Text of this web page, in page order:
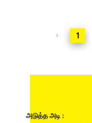
1
அடுத்த அடி :